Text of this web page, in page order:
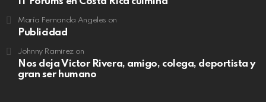
María Fernanda Angeles on
Publicidad
Johnny Ramirezon
Nos deja Victor Rivera, amigo, colega, deportista y
gran ser humano